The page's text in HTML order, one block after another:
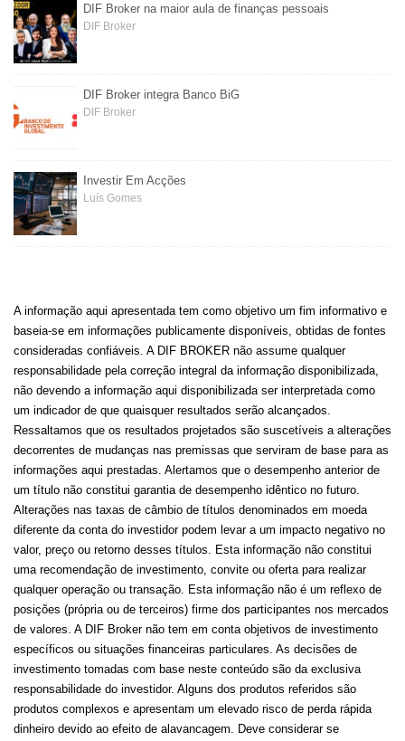
DIF Broker na maior aula de finanças pessoais
DIF Broker
DIF Broker integra Banco BiG
DIF Broker
Investir Em Acções
Luís Gomes
A informação aqui apresentada tem como objetivo um fim informativo e
baseia-se em informações publicamente disponíveis, obtidas de fontes
consideradas confiáveis. A DIF BROKER não assume qualquer
responsabilidade pela correção integral da informação disponibilizada,
não devendo a informação aqui disponibilizada ser interpretada como
um indicador de que quaisquer resultados serão alcançados.
Ressaltamos que os resultados projetados são suscetíveis a alterações
decorrentes de mudanças nas premissas que serviram de base para as
informações aqui prestadas. Alertamos que o desempenho anterior de
um título não constitui garantia de desempenho idêntico no futuro.
Alterações nas taxas de câmbio de títulos denominados em moeda
diferente da conta do investidor podem levar a um impacto negativo no
valor, preço ou retorno desses títulos. Esta informação não constitui
uma recomendação de investimento, convite ou oferta para realizar
qualquer operação ou transação. Esta informação não é um reflexo de
posições (própria ou de terceiros) firme dos participantes nos mercados
de valores. A DIF Broker não tem em conta objetivos de investimento
específicos ou situações financeiras particulares. As decisões de
investimento tomadas com base neste conteúdo são da exclusiva
responsabilidade do investidor. Alguns dos produtos referidos são
produtos complexos e apresentam um elevado risco de perda rápida
dinheiro devido ao efeito de alavancagem. Deve considerar se